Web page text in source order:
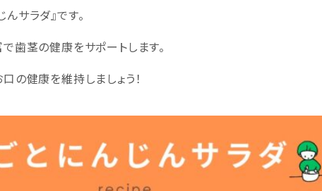
サラダ』です。
歯茎の健康をサポートします。
の健康を維持しましょう！